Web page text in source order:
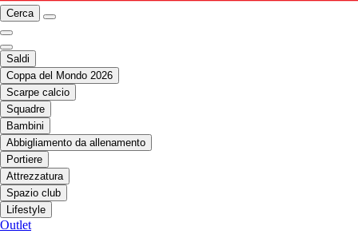
Cerca
Saldi
Coppa del Mondo 2026
Scarpe calcio
Squadre
Bambini
Abbigliamento da allenamento
Portiere
Attrezzatura
Spazio club
Lifestyle
Outlet